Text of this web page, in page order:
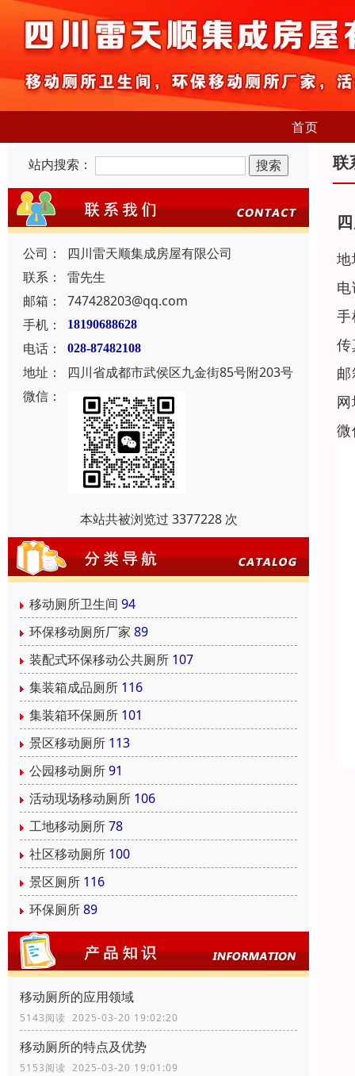
首页
站内搜索：
公司：
四川雷天顺集成房屋有限公司
联系：
雷先生
邮箱：
747428203@qq.com
手机：
18190688628
电话： 028-87482108
地址：
四川省成都市武侯区九金街85号附203号
微信：
本站共被浏览过 3377228 次
移动厕所卫生间 94
环保移动厕所厂家 89
装配式环保移动公共厕所 107
集装箱成品厕所 116
集装箱环保厕所 101
景区移动厕所 113
公园移动厕所91
活动现场移动厕所 106
工地移动厕所78
社区移动厕所 100
景区厕所 116
环保厕所89
移动厕所的应用领域
5143阅读 2025-03-20 19:02:20
移动厕所的特点及优势
5153阅读 2025-03-20 19:01:09
联